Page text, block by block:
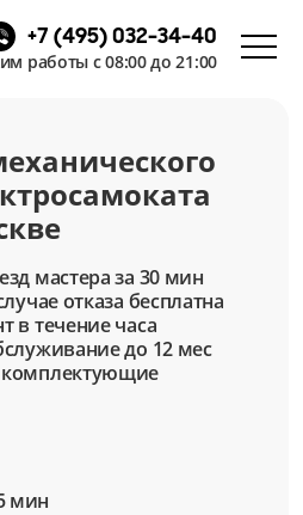
+7 (495) 032-34-40
работы с 08:00 до 21:00
мастера за 30 мин
отказа бесплатна
в течение часа
до 12 мес
мин